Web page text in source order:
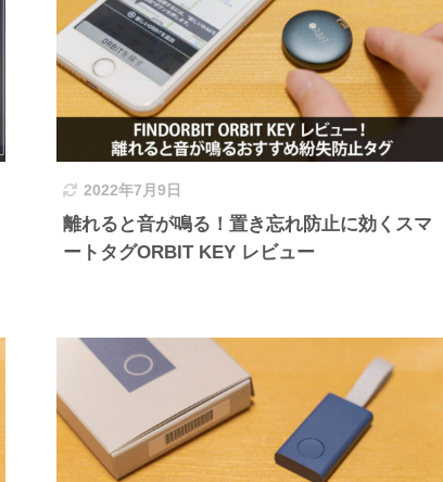
2022年7月9日
離れると音が鳴る！置き忘れ防止に効くスマ
ートタグORBIT KEY レビュー